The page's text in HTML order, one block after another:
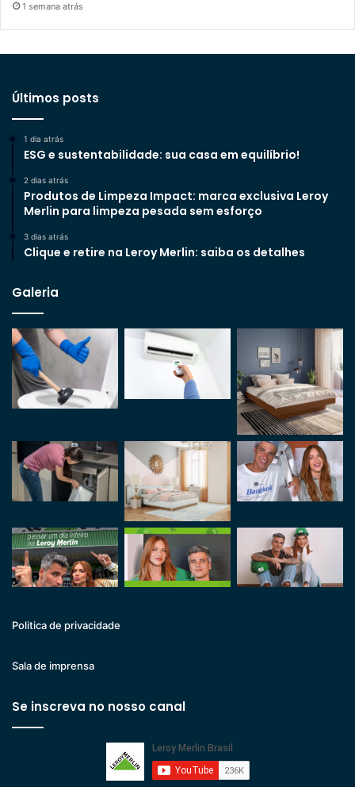
1 semana atrás
Últimos posts
1 dia atrás
ESG e sustentabilidade: sua casa em equilíbrio!
2 dias atrás
Produtos de Limpeza Impact: marca exclusiva Leroy
Merlin para limpeza pesada sem esforço
3 dias atrás
Clique e retire na Leroy Merlin: saiba os detalhes
Galeria
Politica de privacidade
Sala de imprensa
Se inscreva no nosso canal